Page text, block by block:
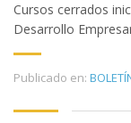
Cursos cerrados
Desarrollo
Publicado en: